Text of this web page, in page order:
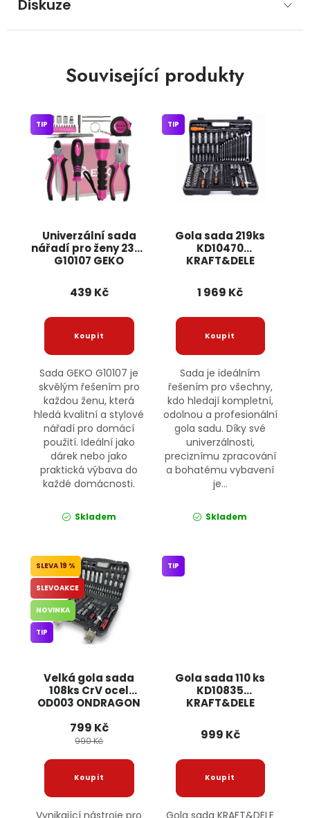
Diskuze
Související produkty
Univerzální sada
nářadí pro ženy 23ks
G10107 GEKO
TIP
439 Kč
Sada GEKO G10107 je
skvělým řešením pro
každou ženu, která
hledá kvalitní a stylové
nářadí pro domácí
použití. Ideální jako
dárek nebo jako
praktická výbava do
každé domácnosti.
Skladem
Gola sada 219ks
KD10470
KRAFT&DELE
TIP
1 969 Kč
Sada je ideálním
řešením pro všechny,
kdo hledají kompletní,
odolnou a profesionální
gola sadu. Díky své
univerzálnosti,
preciznímu zpracování
a bohatému vybavení
je...
Skladem
Velká gola sada
108ks CrV ocel
OD003 ONDRAGON
19 %
SLEVOAKCE
NOVINKA
TIP
799 Kč
990 Kč
Vynikající nástroje pro
Gola sada 110 ks
KD10835
KRAFT&DELE
TIP
999 Kč
Gola sada KRAFT&DELE